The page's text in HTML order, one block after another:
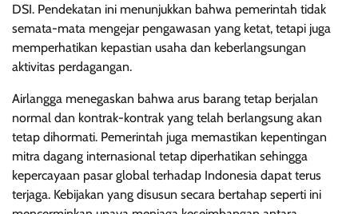
DSI. Pendekatan ini menunjukkan bahwa pemerintah tidak
semata-mata mengejar pengawasan yang ketat, tetapi juga
memperhatikan kepastian usaha dan keberlangsungan
aktivitas perdagangan.
Airlangga menegaskan bahwa arus barang tetap berjalan
normal dan kontrak-kontrak yang telah berlangsung akan
tetap dihormati. Pemerintah juga memastikan kepentingan
mitra dagang internasional tetap diperhatikan sehingga
kepercayaan pasar global terhadap Indonesia dapat terus
terjaga. Kebijakan yang disusun secara bertahap seperti ini